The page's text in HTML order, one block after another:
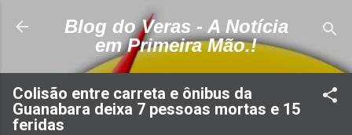
Pular para o conteúdo principal
Blog do Veras - A Notícia
em Primeira Mão.!
Colisão entre carreta e ônibus da
Guanabara deixa 7 pessoas mortas e 15
feridas